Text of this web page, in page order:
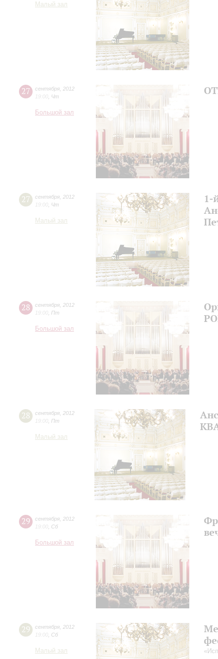
Малый зал
27 сентября 2012
19:00 Чт
Большой зал
27 сентября 2012
19:00 Чт
Малый зал
1-
28 сентября 2012
19:00 Пт
Большой зал
28 сентября 2012
19:00 Пт
Малый зал
29 сентября 2012
19:00
Сб
Большой зал
29 сентября 2012
19:00
Сб
Малый зал